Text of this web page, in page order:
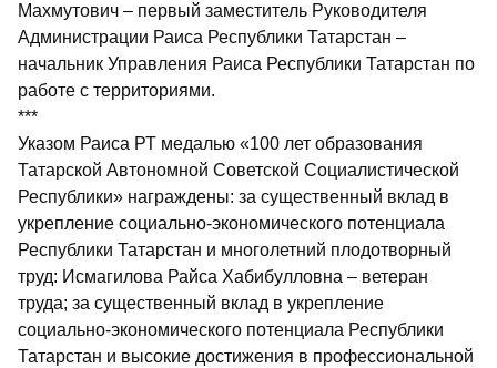
Махмутович – первый заместитель Руководителя
Администрации Раиса Республики Татарстан –
начальник Управления Раиса Республики Татарстан по
работе с территориями.
***
Указом Раиса РТ медалью «100 лет образования
Татарской Автономной Советской Социалистической
Республики» награждены: за существенный вклад в
укрепление социально-экономического потенциала
Республики Татар­стан и многолетний плодотворный
труд: Исмагилова Райса Хабибулловна – ветеран
труда; за существенный вклад в укреп­ление
социально-экономического потенциала Респуб­лики
Татарстан и высокие достижения в профессиональной